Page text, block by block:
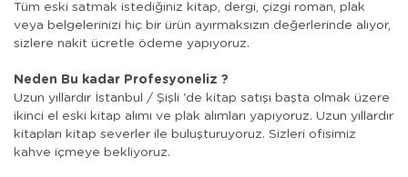
Tüm eski satmak istediğiniz kitap, dergi, çizgi roman, plak
veya belgelerinizi hiç bir ürün ayırmaksızın değerlerinde alıyor,
sizlere nakit ücretle ödeme yapıyoruz.
Neden Bu kadar Profesyoneliz ?
Uzun yıllardır İstanbul / Şişli 'de kitap satışı başta olmak üzere
ikinci el eski kitap alımı ve plak alımları yapıyoruz. Uzun yıllardır
kitapları kitap severler ile buluşturuyoruz. Sizleri ofisimiz
kahve içmeye bekliyoruz.